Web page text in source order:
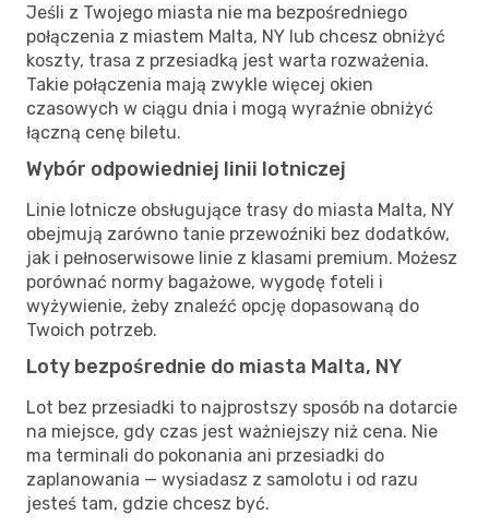
Jeśli z Twojego miasta nie ma bezpośredniego
połączenia z miastem Malta, NY lub chcesz obniżyć
koszty, trasa z przesiadką jest warta rozważenia.
Takie połączenia mają zwykle więcej okien
czasowych w ciągu dnia i mogą wyraźnie obniżyć
łączną cenę biletu.
Wybór odpowiedniej linii lotniczej
Linie lotnicze obsługujące trasy do miasta Malta, NY
obejmują zarówno tanie przewoźniki bez dodatków,
jak i pełnoserwisowe linie z klasami premium. Możesz
porównać normy bagażowe, wygodę foteli i
wyżywienie, żeby znaleźć opcję dopasowaną do
Twoich potrzeb.
Loty bezpośrednie do miasta Malta, NY
Lot bez przesiadki to najprostszy sposób na dotarcie
na miejsce, gdy czas jest ważniejszy niż cena. Nie
ma terminali do pokonania ani przesiadki do
zaplanowania — wysiadasz z samolotu i od razu
jesteś tam, gdzie chcesz być.